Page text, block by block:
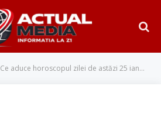
Ce aduce horoscopul zilei de astăzi 25 ianuarie 2026 pentru zodia ta